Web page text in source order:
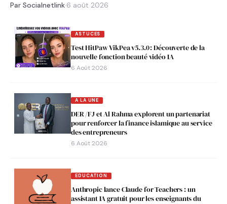
Par Socialnetlink·6 août 2026
ASTUCES
Test HitPaw VikPea v5.3.0 : Découverte de la
nouvelle fonction beauté vidéo IA
6 Août 2026
A LA UNE
DER /FJ et Al Rahma explorent un partenariat
pour renforcer la finance islamique au service
des entrepreneurs
6 Août 2026
EDUCATION
Anthropic lance Claude for Teachers : un
assistant IA gratuit pour les enseignants du